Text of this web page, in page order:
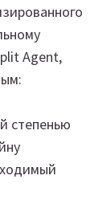
Agent,
степенью